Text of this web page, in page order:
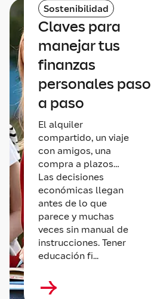
Sostenibilidad
Claves para
manejar tus
finanzas
personales paso
a paso
El alquiler
compartido, un viaje
con amigos, una
compra a plazos…
Las decisiones
económicas llegan
antes de lo que
parece y muchas
veces sin manual de
instrucciones. Tener
educación fi...